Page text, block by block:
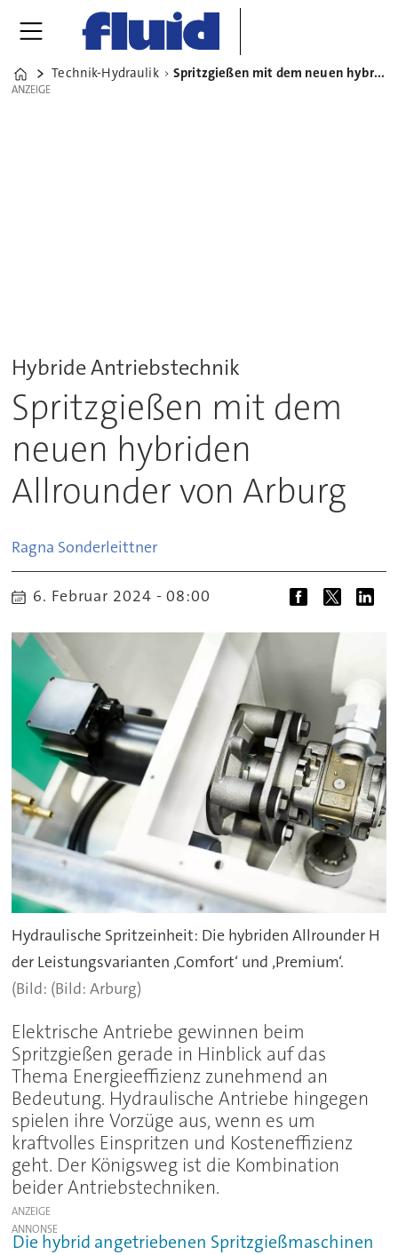
Home
Technik-Hydraulik Spritzgießen mit dem neuen hybriden Allrounder von Arburg
ANZEIGE
ANZEIGE
Hybride Antriebstechnik
Spritzgießen mit dem
neuen hybriden
Allrounder von Arburg
Ragna Sonderleittner
6. Februar 2024 - 08:00
Hydraulische Spritzeinheit: Die hybriden Allrounder H
der Leistungsvarianten ‚Comfort‘ und ‚Premium‘.
(Bild: Arburg)
Elektrische Antriebe gewinnen beim
Spritzgießen gerade in Hinblick auf das
Thema Energieeffizienz zunehmend an
Bedeutung. Hydraulische Antriebe hingegen
spielen ihre Vorzüge aus, wenn es um
kraftvolles Einspritzen und Kosteneffizienz
geht. Der Königsweg ist die Kombination
beider Antriebstechniken.
ANZEIGE
Die hybrid angetriebenen Spritzgießmaschinen